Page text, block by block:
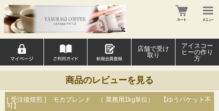
店舗で受け
取り
アイスコー
ヒーの作り
方
商品のレビューを見る
[ 受注後焙煎 ] モカブレンド （ 業務用1kg単位） 【ゆうパケット不
可】